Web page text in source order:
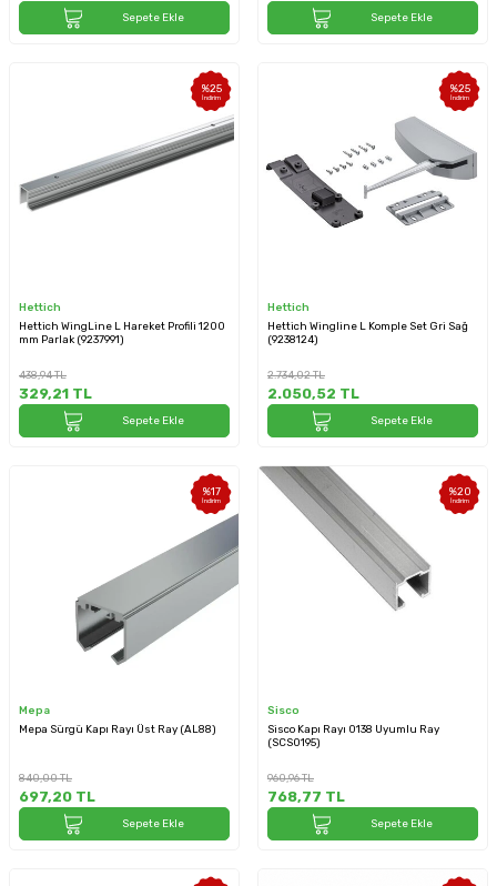
Sepete Ekle Sepete Ekle
%25
İndirim
Hettich
Hettich WingLine L Hareket Profili 1200
mm Parlak (9237991)
438,94TL
329,21 TL
Sepete Ekle
%25
İndirim
Hettich
Hettich Wingline L Komple Set Gri Sağ
(9238124)
2.734,02TL
2.050,52 TL
Sepete Ekle
%17
İndirim
Mepa
Mepa Sürgü Kapı Rayı Üst Ray (AL88)
840,00TL
697,20 TL
Sepete Ekle
%20
İndirim
Sisco
Sisco Kapı Rayı 0138 Uyumlu Ray
(SCS0195)
960,96TL
768,77 TL
Sepete Ekle